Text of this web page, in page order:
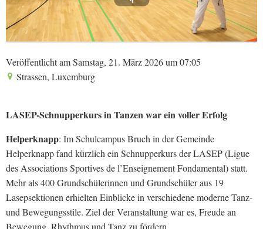
Veröffentlicht am Samstag, 21. März 2026 um 07:05
Strassen, Luxemburg
LASEP-Schnupperkurs in Tanzen war ein voller Erfolg
Helperknapp: Im Schulcampus Bruch in der Gemeinde
Helperknapp fand kürzlich ein Schnupperkurs der LASEP (Ligue
des Associations Sportives de l’Enseignement Fondamental) statt.
Mehr als 400 Grundschülerinnen und Grundschüler aus 19
Lasepsektionen erhielten Einblicke in verschiedene moderne Tanz-
und Bewegungsstile. Ziel der Veranstaltung war es, Freude an
Bewegung, Rhythmus und Tanz zu fördern.